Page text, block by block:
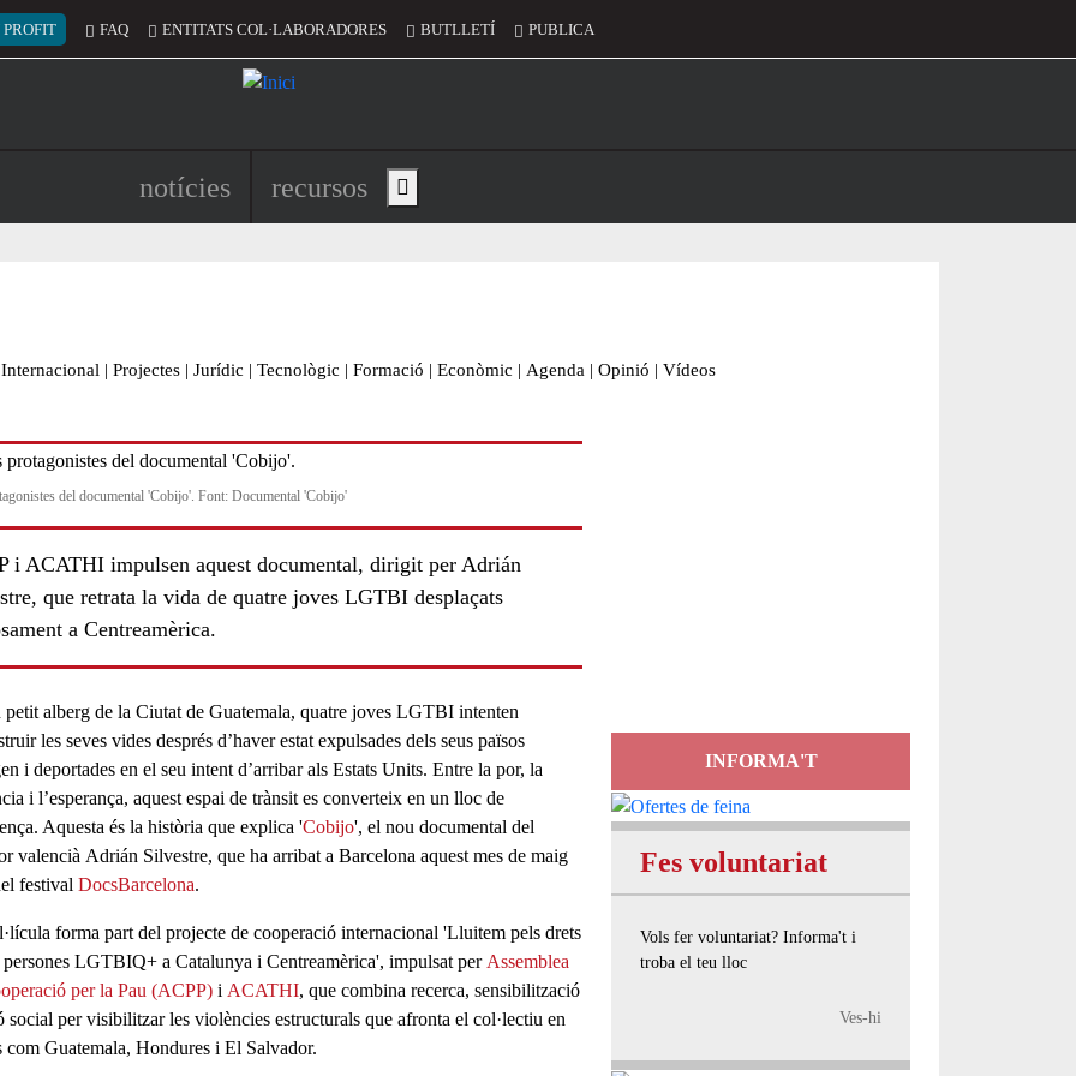
del compte d'usuari
PROFIT FAQ ENTITATS COL·LABORADORES BUTLLETÍ PUBLICA
Navegació principal de l'encapçalament
notícies recursos Show main menu
Internacional | Projectes | Jurídic | Tecnològic | Formació | Econòmic | Agenda | Opinió | Vídeos
del documental 'Cobijo'. Font: Documental 'Cobijo'
i ACATHI impulsen aquest documental, dirigit per Adrián
que retrata la vida de quatre joves LGTBI desplaçats
a Centreamèrica.
petit alberg de la Ciutat de Guatemala, quatre joves LGTBI intenten
les seves vides després d’haver estat expulsades dels seus països
i deportades en el seu intent d’arribar als Estats Units. Entre la por, la
i l’esperança, aquest espai de trànsit es converteix en un lloc de
Aquesta és la història que explica 'Cobijo', el nou documental del
valencià Adrián Silvestre, que ha arribat a Barcelona aquest mes de maig
festival DocsBarcelona.
forma part del projecte de cooperació internacional 'Lluitem pels drets
persones LGTBIQ+ a Catalunya i Centreamèrica', impulsat per Assemblea
per la Pau (ACPP) i ACATHI, que combina recerca, sensibilització
social per visibilitzar les violències estructurals que afronta el col·lectiu en
com Guatemala, Hondures i El Salvador.
INFORMA'T
Fes voluntariat
Vols fer voluntariat? Informa't i
troba el teu lloc
Ves-hi